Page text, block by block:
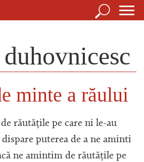
Căutare
minte a răului
răutățile pe care ni le-au
puterea de a ne aminti
ne amintim de răutățile pe